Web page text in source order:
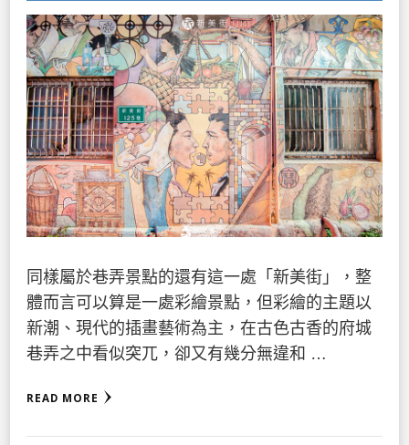
同樣屬於巷弄景點的還有這一處「新美街」，整
體而言可以算是一處彩繪景點，但彩繪的主題以
新潮、現代的插畫藝術為主，在古色古香的府城
巷弄之中看似突兀，卻又有幾分無違和 …
READ MORE